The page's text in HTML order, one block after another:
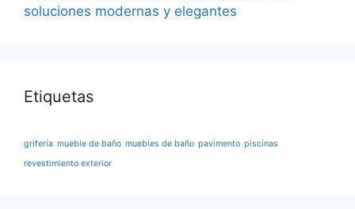
soluciones modernas y elegantes
Etiquetas
grifería mueble de baño muebles de baño pavimento piscinas
revestimiento exterior